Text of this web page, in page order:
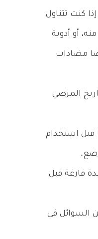
كنت تتناول
أو أدوية
مضادات
المرضي
قبل استخدام
فارغة قبل
السوائل في